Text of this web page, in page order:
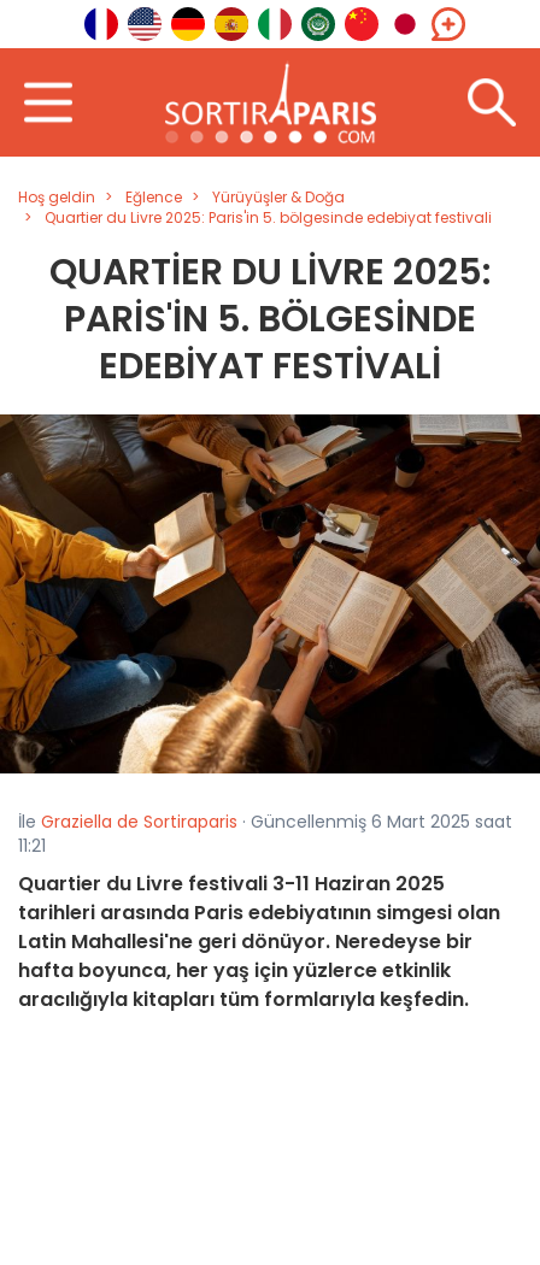
Hoş geldin Eğlence
Yürüyüşler & Doğa
Quartier du Livre 2025: Paris'in 5. bölgesinde edebiyat festivali
QUARTIER DU LIVRE 2025:
PARIS'IN 5. BÖLGESINDE
EDEBIYAT FESTIVALI
İle Graziella de Sortiraparis · Güncellenmiş 6 Mart 2025 saat
11:21
Quartier du Livre festivali 3-11 Haziran 2025
tarihleri arasında Paris edebiyatının simgesi olan
Latin Mahallesi'ne geri dönüyor. Neredeyse bir
hafta boyunca, her yaş için yüzlerce etkinlik
aracılığıyla kitapları tüm formlarıyla keşfedin.